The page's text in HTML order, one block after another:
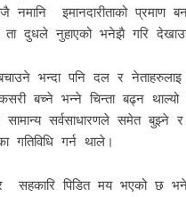
नमानि इमानदारीताको प्रमाण
दुधले नुहाएको भनेझै गरि
भन्दा पनि दल र
बच्ने भन्ने चिन्ता बढ्न थाल्यो
सर्वसाधारणले समेत बुझ्ने
गतिविधि गर्न थाले।
सहकारि पिडित मय भएको छ भने